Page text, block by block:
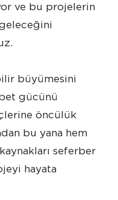
ve bu projelerin
büyümesini
gücünü
öncülük
bu yana hem
seferber
hayata